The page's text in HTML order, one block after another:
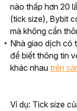
nào thấp hơn 20
(tick size), Bybit
mà không cần
Nhà giao dịch có
để biết thông tin
khác nhau trên
Ví dụ: Tick size